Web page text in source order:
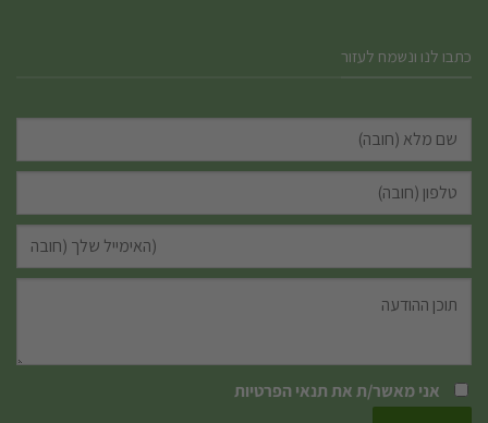
כתבו לנו ונשמח לעזור
אני מאשר/ת אתתנאי הפרטיות